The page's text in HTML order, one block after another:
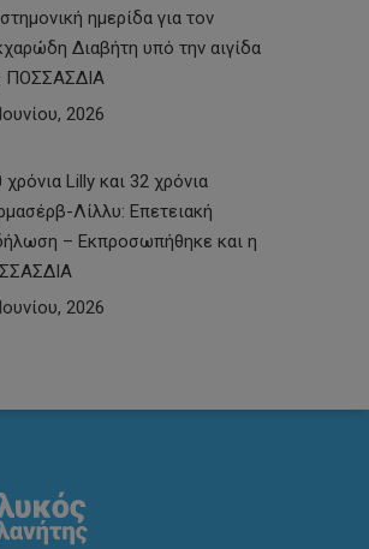
ημερίδα για τον
Διαβήτη υπό την αιγίδα
ΠΟΣΣΑΣΔΙΑ
2026
χρόνια Lilly και 32 χρόνια
Λίλλυ: Eπετειακή
– Εκπροσωπήθηκε και η
2026